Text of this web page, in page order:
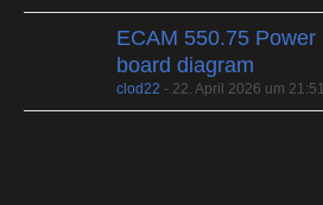
ECAM 550.75 Power
board diagram
clod22 - 22. April 2026 um 21:51